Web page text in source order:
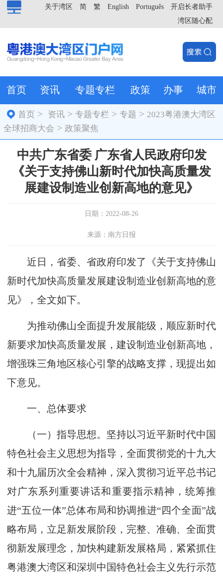
开启长者助手
Português
English
繁
简
关于湾区
湾区随心配
首页 资讯 专题专栏 政策 办事 城市
首页 > 资讯 >专题专栏 >专题 > 2023粤港澳大湾区
全球招商大会 > 政策聚焦
中共广东省委 广东省人民政府印发
《关于支持佛山新时代加快高质量发
展建设制造业创新高地的意见》
日期：2022-08-26
来源：南方日报
近日，省委、省政府印发了《关于支持佛山
新时代加快高质量发展建设制造业创新高地的意
见》，全文如下。
为推动佛山全面提升发展能级，顺应新时代
新要求加快高质量发展，建设制造业创新高地，
增强珠三角地区核心引擎的战略支撑，现提出如
下意见。
一、总体要求
（一）指导思想。坚持以习近平新时代中国
特色社会主义思想为指导，全面贯彻党的十九大
和十九届历次全会精神，深入贯彻习近平总书记
对广东系列重要讲话和重要指示精神，统筹推
进“五位一体”总体布局和协调推进“四个全面”战
略布局，立足新发展阶段，完整、准确、全面贯
彻新发展理念，加快构建新发展格局，紧紧抓住
粤港澳大湾区和深圳中国特色社会主义先行示范